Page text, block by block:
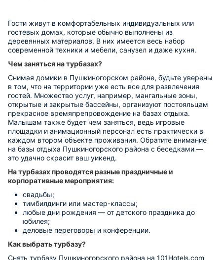
Гости живут в комфортабельных индивидуальных или
гостевых домах, которые обычно выполнены из
деревянных материалов. В них имеется весь набор
современной техники и мебели, санузел и даже кухня.
Чем заняться на турбазах?
Снимая домики в Пушкиногорском районе, будьте уверены
в том, что на территории уже есть все для развлечения
гостей. Множество услуг, например, мангальные зоны,
открытые и закрытые бассейны, организуют постояльцам
прекрасное времяпрепровождение на базах отдыха.
Малышам также будет чем заняться, ведь игровые
площадки и анимационный персонал есть практически в
каждом втором объекте проживания. Обратите внимание
на базы отдыха Пушкиногорского района с беседками —
это удачно скрасит ваш уикенд.
На турбазах проводятся разные праздничные и
корпоративные мероприятия:
свадьбы;
тимбилдинги или мастер-классы;
любые дни рождения — от детского праздника до
юбилея;
деловые переговоры и конференции.
Как выбрать турбазу?
Снять турбазу Пушкиногорского района на 101Hotels.com